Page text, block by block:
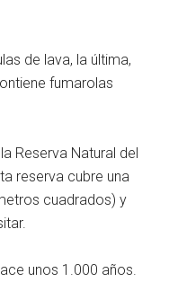
de lava, la última,
fumarolas
Reserva Natural del
reserva cubre una
cuadrados) y
unos 1.000 años.